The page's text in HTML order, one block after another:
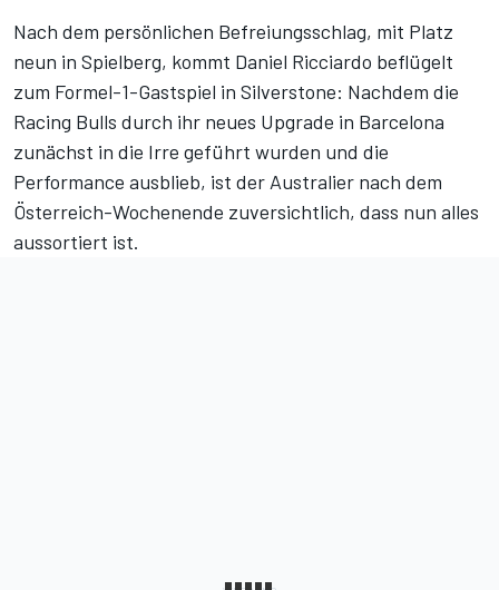
Nach dem persönlichen Befreiungsschlag, mit Platz
neun in Spielberg, kommt Daniel Ricciardo beflügelt
zum Formel-1-Gastspiel in Silverstone: Nachdem die
Racing Bulls durch ihr neues Upgrade in Barcelona
zunächst in die Irre geführt wurden und die
Performance ausblieb, ist der Australier nach dem
Österreich-Wochenende zuversichtlich, dass nun alles
aussortiert ist.